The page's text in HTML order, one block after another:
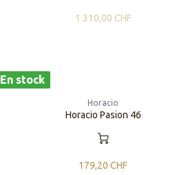
1 310,00 CHF
En stock
Horacio
Horacio Pasion 46
179,20 CHF